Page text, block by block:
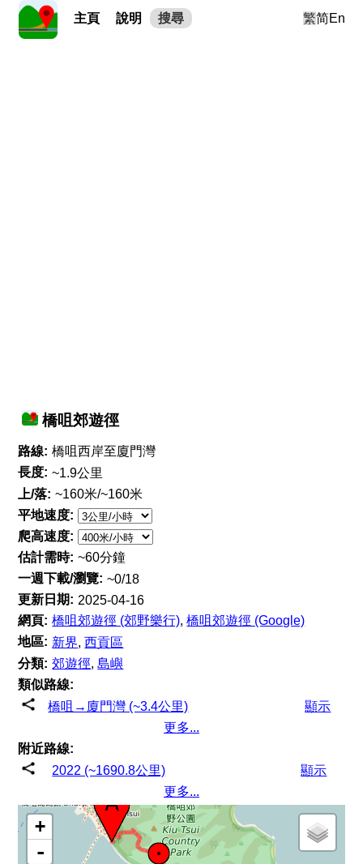
主頁 說明 搜尋 繁简En
橋咀郊遊徑
路線: 橋咀西岸至廈門灣
長度: ~1.9公里
上/落: ~160米/~160米
平地速度:
爬高速度:
估計需時: ~60分鐘
一週下載/瀏覽: ~0/18
更新日期: 2025-04-16
網頁: 橋咀郊遊徑 (郊野樂行),橋咀郊遊徑 (Google)
地區: 新界,西貢區
分類: 郊遊徑,島嶼
類似路線:
橋咀→廈門灣 (~3.4公里)
顯示
更多...
附近路線:
2022 (~1690.8公里)
顯示
更多...
+
-